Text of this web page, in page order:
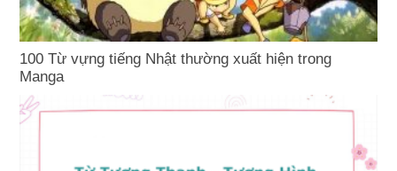
100 Từ vựng tiếng Nhật thường xuất hiện trong
Manga